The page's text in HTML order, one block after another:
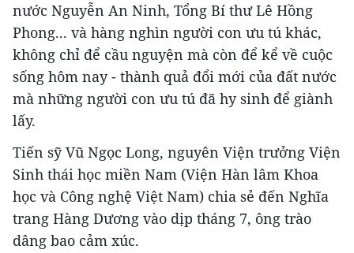
nước Nguyễn An Ninh, Tổng Bí thư Lê Hồng
Phong... và hàng nghìn người con ưu tú khác,
không chỉ để cầu nguyện mà còn để kể về cuộc
sống hôm nay - thành quả đổi mới của đất nước
mà những người con ưu tú đã hy sinh để giành
lấy.
Tiến sỹ Vũ Ngọc Long, nguyên Viện trưởng Viện
Sinh thái học miền Nam (Viện Hàn lâm Khoa
học và Công nghệ Việt Nam) chia sẻ đến Nghĩa
trang Hàng Dương vào dịp tháng 7, ông trào
dâng bao cảm xúc.